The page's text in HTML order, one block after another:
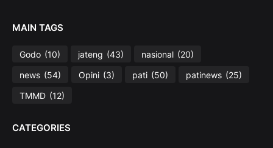
MAIN TAGS
Godo (10) jateng (43) nasional (20)
news (54) Opini (3) pati (50) patinews (25)
TMMD (12)
CATEGORIES